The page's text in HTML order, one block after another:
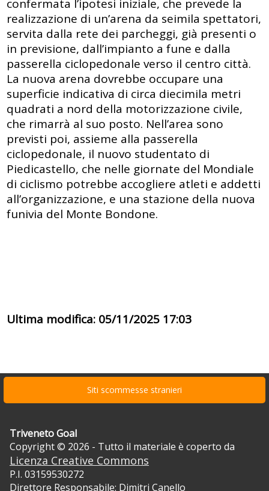
confermata l’ipotesi iniziale, che prevede la
realizzazione di un’arena da seimila spettatori,
servita dalla rete dei parcheggi, già presenti o
in previsione, dall’impianto a fune e dalla
passerella ciclopedonale verso il centro città.
La nuova arena dovrebbe occupare una
superficie indicativa di circa diecimila metri
quadrati a nord della motorizzazione civile,
che rimarrà al suo posto. Nell’area sono
previsti poi, assieme alla passerella
ciclopedonale, il nuovo studentato di
Piedicastello, che nelle giornate del Mondiale
di ciclismo potrebbe accogliere atleti e addetti
all’organizzazione, e una stazione della nuova
funivia del Monte Bondone.
Ultima modifica: 05/11/2025 17:03
Siti scommesse stranieri
Triveneto Goal
Copyright © 2026 - Tutto il materiale è coperto da
Licenza Creative Commons
P.I. 03159530272
Direttore Responsabile: Dimitri Canello